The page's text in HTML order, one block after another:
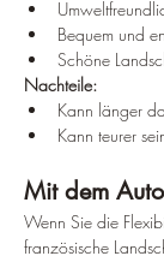
Bequem und
Schöne
Nachteile:
Kann länger
Kann teurer
Mit dem Auto
Wenn Sie die
französische